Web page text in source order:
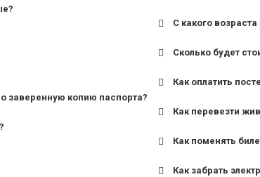
заверенную копию паспорта?
С какого
для поездов
Сколько будет
Как оплатить
Как перевезти
Как поменять
Как забрать